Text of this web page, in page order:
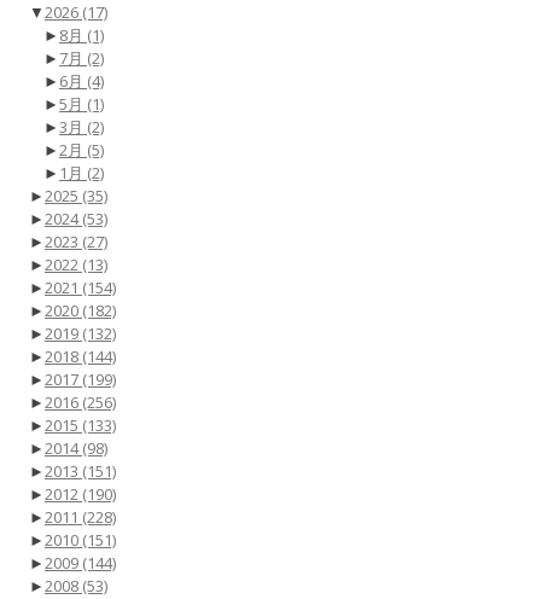
▼2026 (17)
► 8月 (1)
► 7月 (2)
► 6月 (4)
►5月 (1)
►3月 (2)
►2月 (5)
► 1月 (2)
►2025 (35)
►2024(53)
►2023 (27)
►2022 (13)
►2021 (154)
►2020 (182)
►2019 (132)
►2018 (144)
►2017 (199)
►2016 (256)
►2015 (133)
►2014(98)
►2013 (151)
►2012 (190)
►2011 (228)
►2010 (151)
►2009 (144)
►2008 (53)